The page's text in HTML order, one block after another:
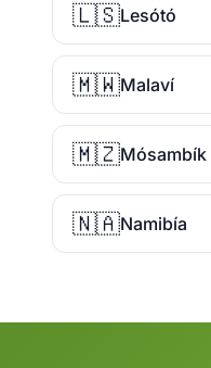
🇱🇸Lesótó
🇲🇼Malaví
🇲🇿Mósambík
🇳🇦Namibía